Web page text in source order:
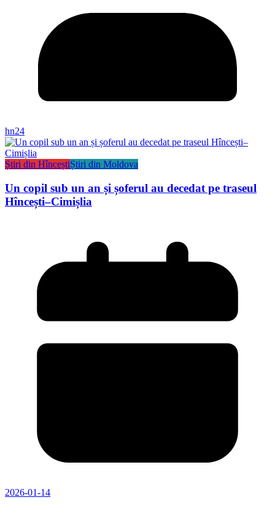
hn24
Știri din HînceștiȘtiri din Moldova
Un copil sub un an și șoferul au decedat pe traseul
Hîncești–Cimișlia
2026-01-14